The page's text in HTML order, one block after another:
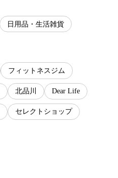
日用品・生活雑貨
フィットネスジム
北品川 Dear Life
セレクトショップ